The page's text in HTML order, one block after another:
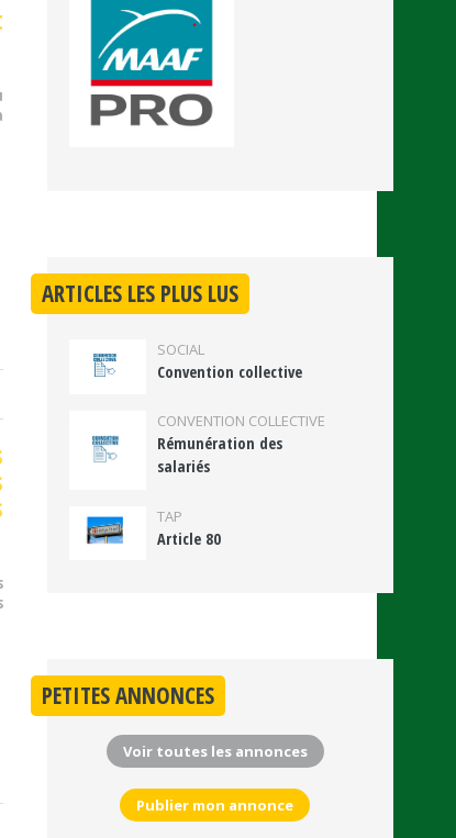
ARTICLES LES PLUS LUS
SOCIAL
Convention collective
CONVENTION COLLECTIVE
Rémunération des
salariés
TAP
Article 80
PETITES ANNONCES
Voir toutes les annonces
Publier mon annonce